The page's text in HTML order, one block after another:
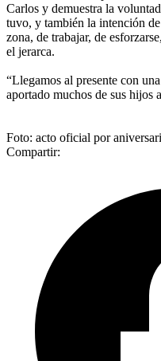
Carlos y demuestra la
tuvo, y también la intención
zona, de trabajar, de
el jerarca.
“Llegamos al presente con
aportado muchos de sus hijos
Foto: acto oficial por
Compartir: